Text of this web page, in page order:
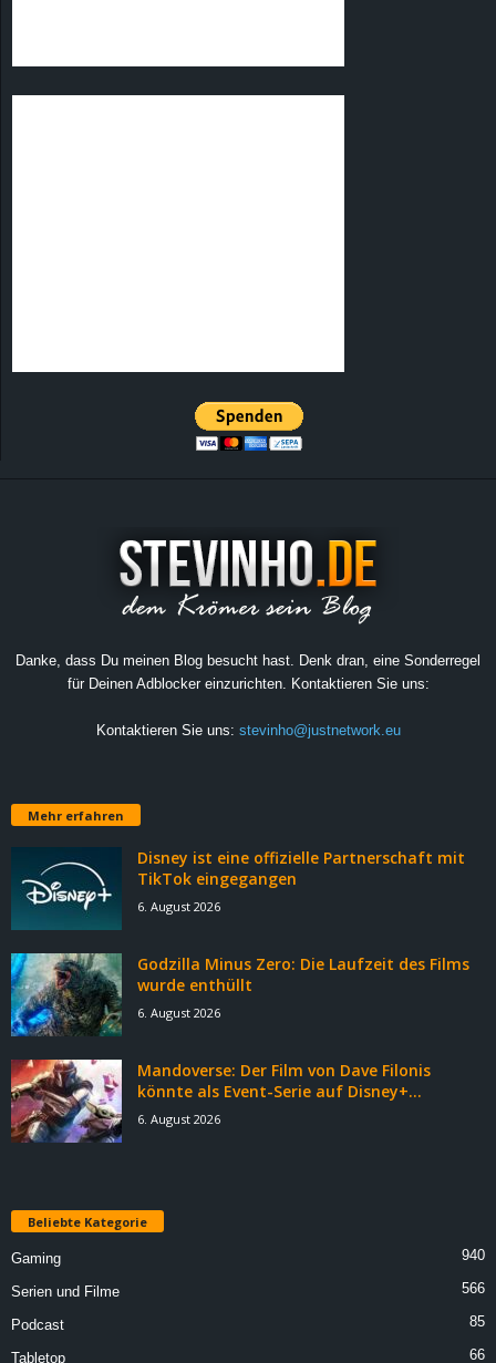
Danke, dass Du meinen Blog besucht hast. Denk dran, eine Sonderregel
für Deinen Adblocker einzurichten. Kontaktieren Sie uns:
Kontaktieren Sie uns: stevinho@justnetwork.eu
Mehr erfahren
Disney ist eine offizielle Partnerschaft mit
TikTok eingegangen
6. August 2026
Godzilla Minus Zero: Die Laufzeit des Films
wurde enthüllt
6. August 2026
Mandoverse: Der Film von Dave Filonis
könnte als Event-Serie auf Disney+...
6. August 2026
Beliebte Kategorie
Gaming 940
Serien und Filme 566
Podcast 85
Tabletop 66